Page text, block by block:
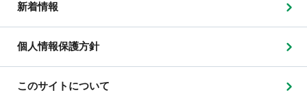
新着情報
個人情報保護方針
このサイトについて